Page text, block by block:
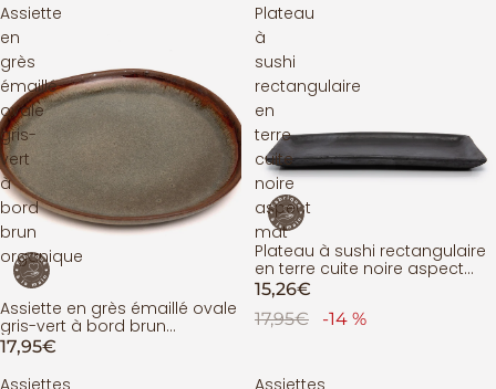
Assiette
en
grès
émaillé
ovale
gris-
vert
à
bord
brun
organique
Assiette en grès émaillé ovale
gris-vert à bord brun
organique
17,95€
Plateau
à
sushi
rectangulaire
en
terre
cuite
noire
aspect
mat
PROMOTION
Plateau à sushi rectangulaire
en terre cuite noire aspect
mat
15,26€
17,95€
-14 %
Assiettes
Assiettes